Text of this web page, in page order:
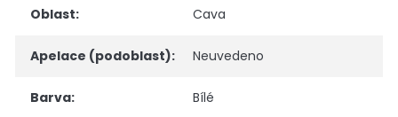
Oblast: Cava
Apelace (podoblast): Neuvedeno
Barva: Bílé